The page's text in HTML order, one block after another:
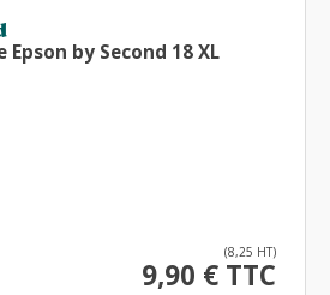
by Second 18 XL
(8,25 HT)
9,90 € TTC